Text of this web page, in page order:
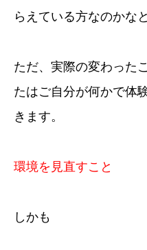
らえている方なのかな
ただ、実際の変わった
たはご自分が何かで体
きます。
環境を見直すこと
しかも